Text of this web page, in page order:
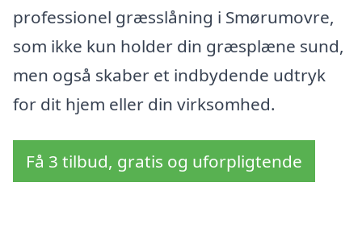
professionel græsslåning i Smørumovre,
som ikke kun holder din græsplæne sund,
men også skaber et indbydende udtryk
for dit hjem eller din virksomhed.
Få 3 tilbud, gratis og uforpligtende